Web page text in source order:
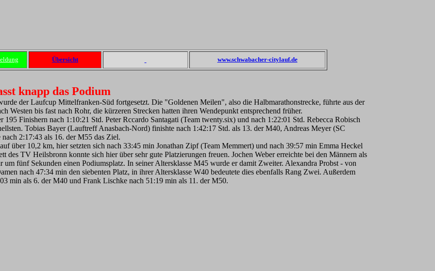
Übersicht www.schwabacher-citylauf.de
knapp das Podium
der Laufcup Mittelfranken-Süd fortgesetzt. Die "Goldenen Meilen", also die Halbmarathonstrecke, führte aus der
Westen bis fast nach Rohr, die kürzeren Strecken hatten ihren Wendepunkt entsprechend früher.
195 Finishern nach 1:10:21 Std. Peter Rccardo Santagati (Team twenty.six) und nach 1:22:01 Std. Rebecca Robisch
Tobias Bayer (Lauftreff Anasbach-Nord) finishte nach 1:42:17 Std. als 13. der M40, Andreas Meyer (SC
2:17:43 als 16. der M55 das Ziel.
über 10,2 km, hier setzten sich nach 33:45 min Jonathan Zipf (Team Memmert) und nach 39:57 min Emma Heckel
des TV Heilsbronn konnte sich hier über sehr gute Platzierungen freuen. Jochen Weber erreichte bei den Männern als
um fünf Sekunden einen Podiumsplatz. In seiner Altersklasse M45 wurde er damit Zweiter. Alexandra Probst - von
nach 47:34 min den siebenten Platz, in ihrer Altersklasse W40 bedeutete dies ebenfalls Rang Zwei. Außerdem
min als 6. der M40 und Frank Lischke nach 51:19 min als 11. der M50.